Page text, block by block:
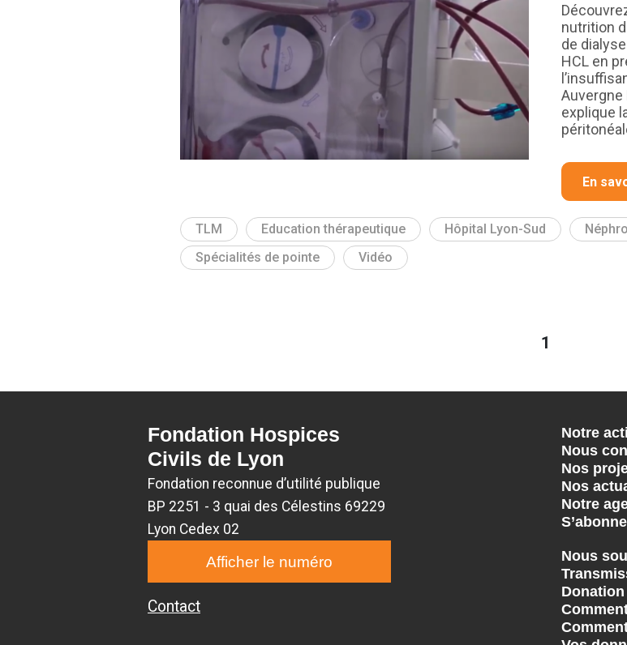
nutrition
de
HCL en
Auvergne
explique
En
TLM Education thérapeutique Hôpital Lyon-Sud
Spécialités de pointe
Vidéo
1
Fondation Hospices
Civils de Lyon
Fondation reconnue d’utilité publique
BP 2251 - 3 quai des Célestins 69229
Lyon Cedex 02
Afficher le numéro
Contact
Notre
Nous
Nos
Nos
Notre
Nous